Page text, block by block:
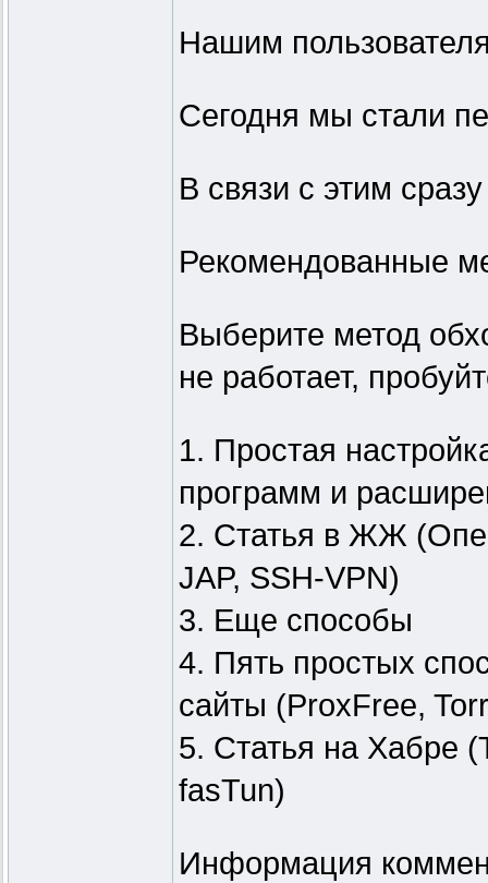
Нашим
Сегодня мы стали
В связи с этим
Рекомендованные
Выберите метод
не работает,
1. Простая
программ и
2. Статья в ЖЖ
JAP, SSH-VPN)
3. Еще способы
4. Пять простых
сайты (ProxFree,
5. Статья на Хабре
fasTun)
Информация